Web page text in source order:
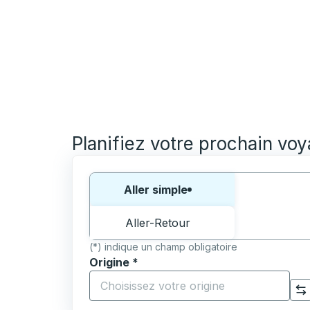
Planifiez votre prochain
Choisissez un sens ou un aller-retour:
Aller simple
Aller-Retour
(*) indique un champ obligatoire
Origine *
Commencez à saisir la ville d'origine